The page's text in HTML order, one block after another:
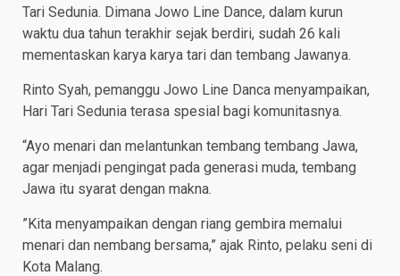
Tari Sedunia. Dimana Jowo Line Dance, dalam kurun
waktu dua tahun terakhir sejak berdiri, sudah 26 kali
mementaskan karya karya tari dan tembang Jawanya.
Rinto Syah, pemanggu Jowo Line Danca menyampaikan,
Hari Tari Sedunia terasa spesial bagi komunitasnya.
“Ayo menari dan melantunkan tembang tembang Jawa,
agar menjadi pengingat pada generasi muda, tembang
Jawa itu syarat dengan makna.
”Kita menyampaikan dengan riang gembira memalui
menari dan nembang bersama,” ajak Rinto, pelaku seni di
Kota Malang.